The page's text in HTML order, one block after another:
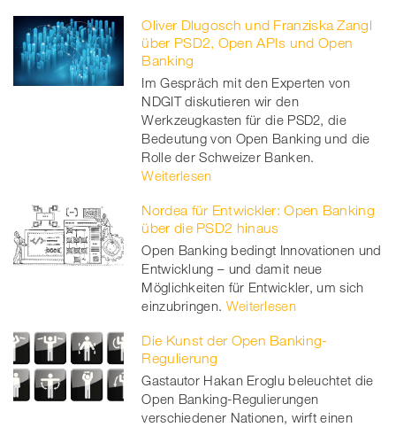
Oliver Dlugosch und Franziska Zangl
über PSD2, Open APIs und Open
Banking
Im Gespräch mit den Experten von
NDGIT diskutieren wir den
Werkzeugkasten für die PSD2, die
Bedeutung von Open Banking und die
Rolle der Schweizer Banken.
Weiterlesen
Nordea für Entwickler: Open Banking
über die PSD2 hinaus
Open Banking bedingt Innovationen und
Entwicklung – und damit neue
Möglichkeiten für Entwickler, um sich
einzubringen. Weiterlesen
Die Kunst der Open Banking-
Regulierung
Gastautor Hakan Eroglu beleuchtet die
Open Banking-Regulierungen
verschiedener Nationen, wirft einen